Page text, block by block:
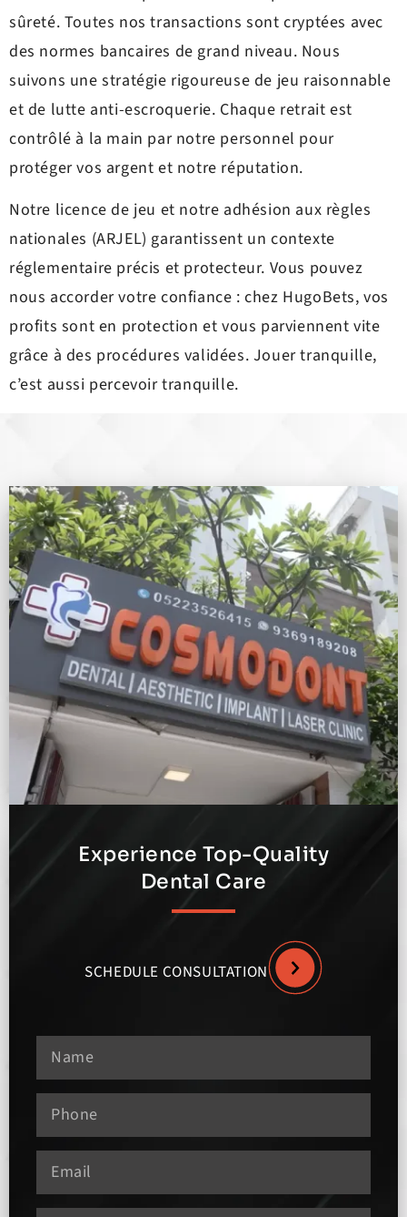
sûreté. Toutes nos transactions sont cryptées avec
des normes bancaires de grand niveau. Nous
suivons une stratégie rigoureuse de jeu raisonnable
et de lutte anti-escroquerie. Chaque retrait est
contrôlé à la main par notre personnel pour
protéger vos argent et notre réputation.
Notre licence de jeu et notre adhésion aux règles
nationales (ARJEL) garantissent un contexte
réglementaire précis et protecteur. Vous pouvez
nous accorder votre confiance : chez HugoBets, vos
profits sont en protection et vous parviennent vite
grâce à des procédures validées. Jouer tranquille,
c’est aussi percevoir tranquille.
Experience Top-Quality
Dental Care
SCHEDULE CONSULTATION